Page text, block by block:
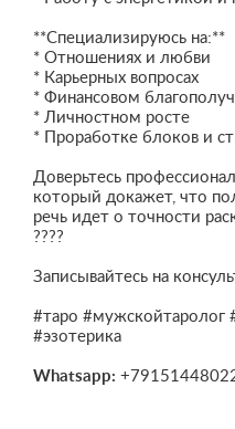
**Специализируюсь на:**
* Отношениях и любви
* Карьерных вопросах
* Финансовом
* Личностном росте
* Проработке блоков и
Доверьтесь
который докажет, что
речь идет о точности
????
Записывайтесь на
#таро #мужскойтаролог
#эзотерика
Whatsapp: